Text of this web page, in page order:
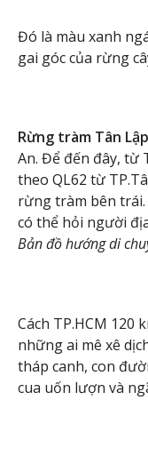
Đó là màu xanh
gai góc của rừng
Rừng tràm Tân Lập
An. Để đến đây, từ
theo QL62 từ
rừng tràm bên
có thể hỏi người
Bản đồ hướng di
Cách TP.HCM 120
những ai mê xê
tháp canh, con
cua uốn lượn và